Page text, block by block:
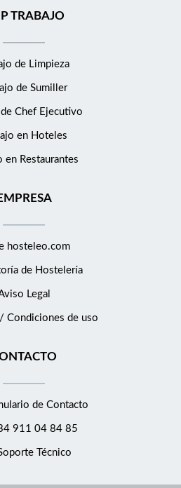
TRABAJO
de Limpieza
de Sumiller
de Chef Ejecutivo
en Hoteles
en Restaurantes
hosteleo.com
de Hostelería
Legal
Condiciones de uso
de Contacto
911 04 84 85
Técnico